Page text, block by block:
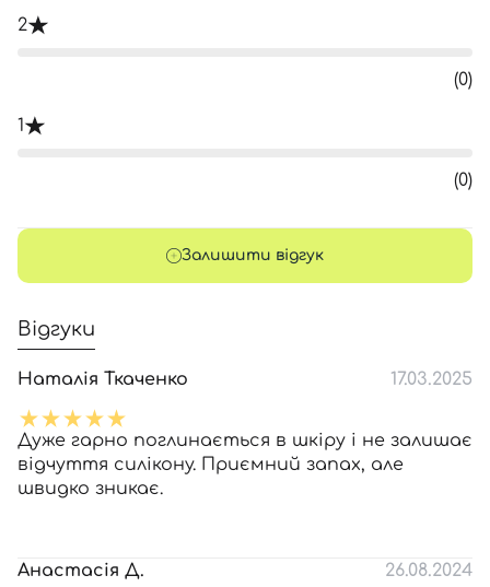
2
(0)
1
(0)
Залишити відгук
Відгуки
Наталія Ткаченко 17.03.2025
Дуже гарно поглинається в шкіру і не залишає
відчуття силікону. Приємний запах, але
швидко зникає.
Анастасія Д. 26.08.2024